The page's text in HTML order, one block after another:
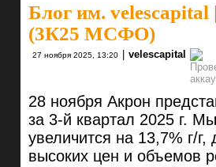
Блог им. velescapital
(3К25 МСФО)
27 ноября 2025, 13:20 velescapital
28 ноября Акрон
за 3-й квартал 2025 г.
увеличится на 13,7% г/
высоких цен и объемов